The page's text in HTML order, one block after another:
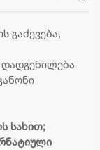
გაძევება,
სახით;